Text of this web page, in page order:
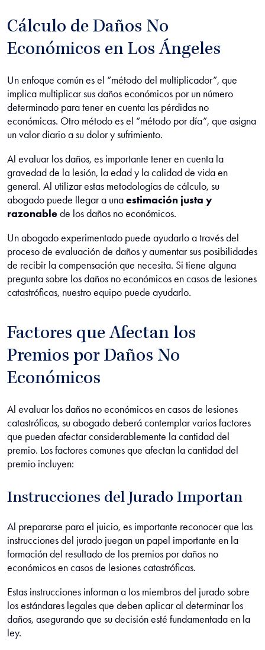
Cálculo de Daños No
Económicos en Los Ángeles
Un enfoque común es el “método del multiplicador”, que
implica multiplicar sus daños económicos por un número
determinado para tener en cuenta las pérdidas no
económicas. Otro método es el “método por día”, que asigna
un valor diario a su dolor y sufrimiento.
Al evaluar los daños, es importante tener en cuenta la
gravedad de la lesión, la edad y la calidad de vida en
general. Al utilizar estas metodologías de cálculo, su
abogado puede llegar a unaestimación justa y
razonablede los daños no económicos.
Un abogado experimentado puede ayudarlo a través del
proceso de evaluación de daños y aumentar sus posibilidades
de recibir la compensación que necesita. Si tiene alguna
pregunta sobre los daños no económicos en casos de lesiones
catastróficas, nuestro equipo puede ayudarlo.
Factores que Afectan los
Premios por Daños No
Económicos
Al evaluar los daños no económicos en casos de lesiones
catastróficas, su abogado deberá contemplar varios factores
que pueden afectar considerablemente la cantidad del
premio. Los factores comunes que afectan la cantidad del
premio incluyen:
Instrucciones del Jurado Importan
Al prepararse para el juicio, es importante reconocer que las
instrucciones del jurado juegan un papel importante en la
formación del resultado de los premios por daños no
económicos en casos de lesiones catastróficas.
Estas instrucciones informan a los miembros del jurado sobre
los estándares legales que deben aplicar al determinar los
daños, asegurando que su decisión esté fundamentada en la
ley.